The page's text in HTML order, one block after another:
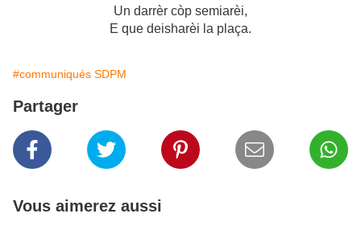
Un darrèr còp semiarèi,
E que deisharèi la plaça.
#communiqués SDPM
Partager
Vous aimerez aussi